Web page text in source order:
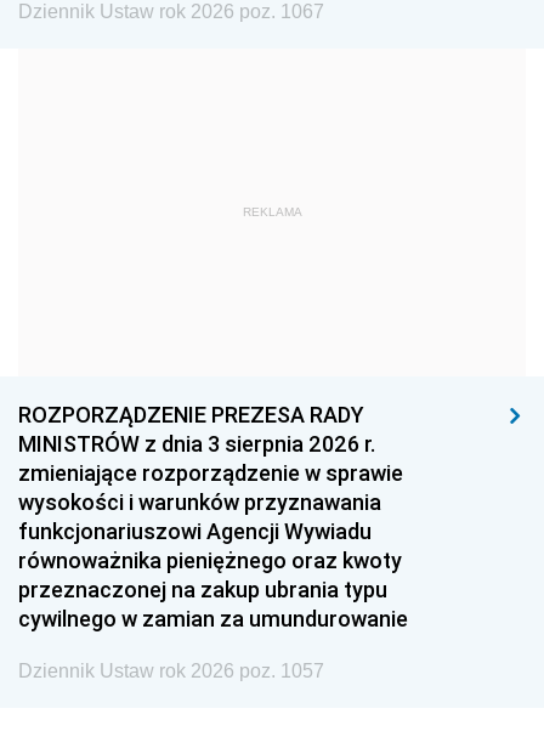
1984 1983
1957 1956
1954 1953
1951 1950
1948 1947
1945 1944 1939
1938 1937 1936
1935 1934
Dziennik Ustaw rok 2026 poz. 1067
REKLAMA
ROZPORZĄDZENIE PREZESA RADY
MINISTRÓW z dnia 3 sierpnia 2026 r.
zmieniające rozporządzenie w sprawie
wysokości i warunków przyznawania
funkcjonariuszowi Agencji Wywiadu
równoważnika pieniężnego oraz kwoty
przeznaczonej na zakup ubrania typu
cywilnego w zamian za umundurowanie
Dziennik Ustaw rok 2026 poz. 1057